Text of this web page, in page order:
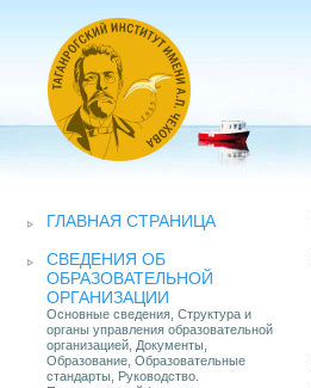
ГЛАВНАЯ СТРАНИЦА
СВЕДЕНИЯ ОБ
ОБРАЗОВАТЕЛЬНОЙ
ОРГАНИЗАЦИИ
Основные сведения, Структура и
органы управления образовательной
организацией, Документы,
Образование, Образовательные
стандарты, Руководство.